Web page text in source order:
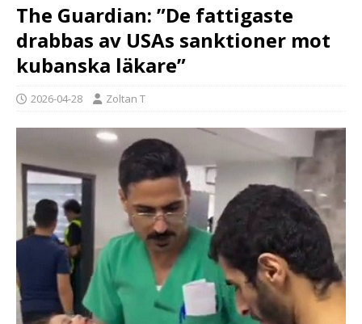
The Guardian: ”De fattigaste
drabbas av USAs sanktioner mot
kubanska läkare”
2026-04-28 Zoltan T